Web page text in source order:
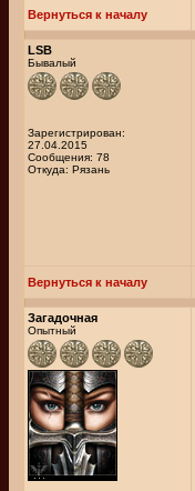
Вернуться к началу
LSB
Бывалый
Зарегистрирован:
27.04.2015
Сообщения: 78
Откуда: Рязань
Вернуться к началу
Загадочная
Опытный